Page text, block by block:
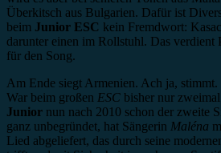
Überkitsch aus Bulgarien. Dafür ist
beim Junior ESC kein Fremdwort:
darunter einen im Rollstuhl. Das verdient
für den Song.
Am Ende siegt Armenien. Ach ja, stimmt.
War beim großen ESC bisher nur
Junior nun nach 2010 schon der zweite
ganz unbegründet, hat Sängerin Maléna
Lied abgeliefert, das durch seine